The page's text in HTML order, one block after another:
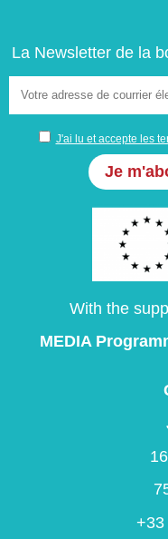
La Newsletter de la
J'ai lu et accepte les
With the
MEDIA
+33